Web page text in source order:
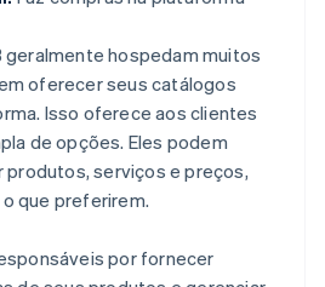
geralmente hospedam muitos
oferecer seus catálogos
Isso oferece aos clientes
de opções. Eles podem
produtos, serviços e preços,
que preferirem.
por fornecer